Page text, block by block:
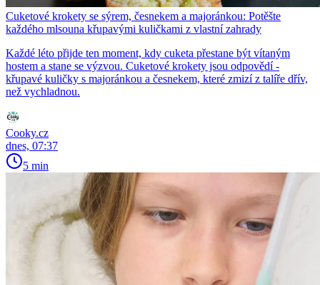
Cuketové krokety se sýrem, česnekem a majoránkou: Potěšte
každého mlsouna křupavými kuličkami z vlastní zahrady
Každé léto přijde ten moment, kdy cuketa přestane být vítaným
hostem a stane se výzvou. Cuketové krokety jsou odpovědí -
křupavé kuličky s majoránkou a česnekem, které zmizí z talíře dřív,
než vychladnou.
Cooky.cz
dnes, 07:37
5 min